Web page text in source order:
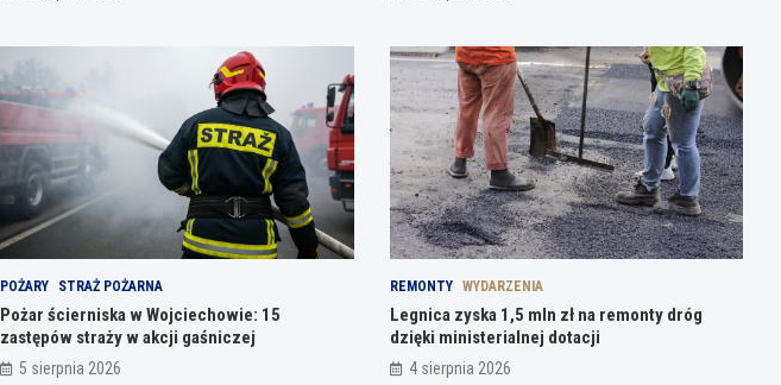
POŻARY STRAŻ POŻARNA
Pożar ścierniska w Wojciechowie: 15
zastępów straży w akcji gaśniczej
5 sierpnia 2026
REMONTY WYDARZENIA
Legnica zyska 1,5 mln zł na remonty dróg
dzięki ministerialnej dotacji
4 sierpnia 2026